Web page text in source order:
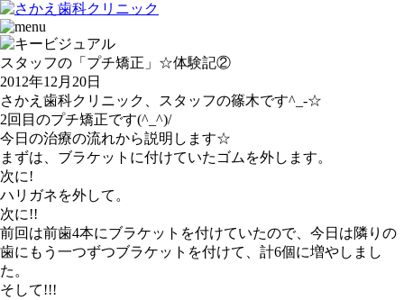
スタッフの「プチ矯正」☆体験記②
2012年12月20日
さかえ歯科クリニック、スタッフの篠木です^_-☆
2回目のプチ矯正です(^_^)/
今日の治療の流れから説明します☆
まずは、ブラケットに付けていたゴムを外します。
次に!
ハリガネを外して。
次に!!
前回は前歯4本にブラケットを付けていたので、今日は隣りの
歯にもう一つずつブラケットを付けて、計6個に増やしまし
た。
そして!!!